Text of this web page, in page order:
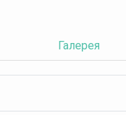
Галерея